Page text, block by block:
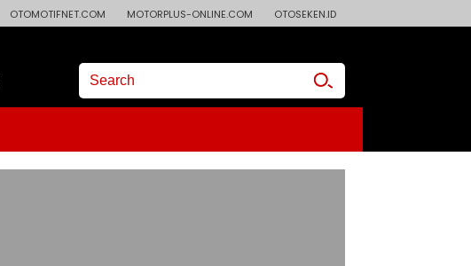
OTOMOTIFNET.COM MOTORPLUS-ONLINE.COM OTOSEKEN.ID